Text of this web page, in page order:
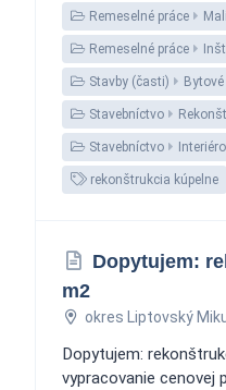
Remeselné práce
Remeselné práce
Stavby (časti)
Stavebníctvo
Stavebníctvo
rekonštrukcia kúpelne
Dopytujem:
m2
okres Liptovský
Dopytujem:
vypracovanie cenovej